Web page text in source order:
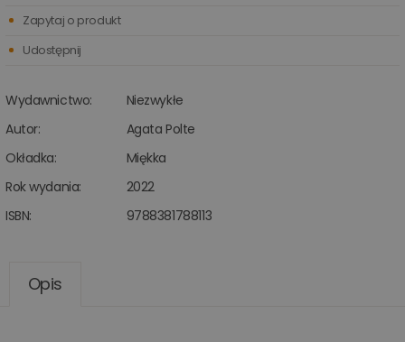
Wydawnictwo:
Niezwykłe
Autor:
Agata Polte
Okładka:
Miękka
Rok wydania:
2022
ISBN:
9788381788113
Zapytaj o produkt
Udostępnij
Opis